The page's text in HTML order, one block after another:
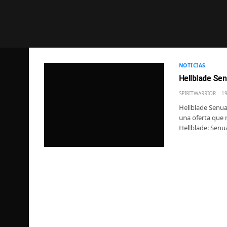
NOTICIAS
Hellblade
SPIRITWARRIOR
Hellblade
una oferta que
Hellblade: